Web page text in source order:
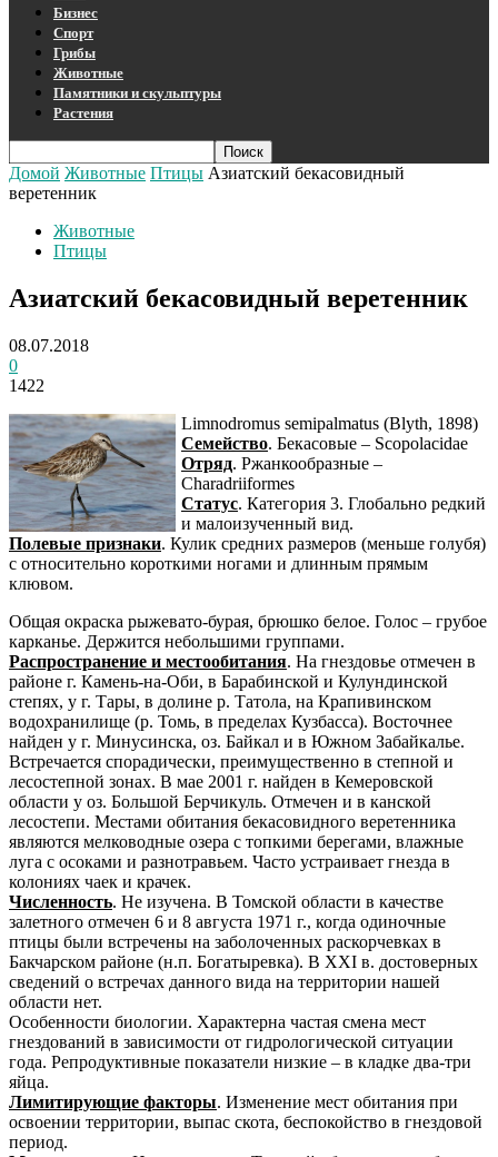
Бизнес
Спорт
Грибы
Животные
Памятники и скульптуры
Растения
Домой Животные Птицы Азиатский бекасовидный
веретенник
Животные
Птицы
Азиатский бекасовидный веретенник
08.07.2018
0
1422
Limnodromus semipalmatus (Blyth, 1898)
Семейство. Бекасовые – Scopolacidae
Отряд. Ржанкообразные –
Charadriiformes
Статус. Категория 3. Глобально редкий
и малоизученный вид.
Полевые признаки. Кулик средних размеров (меньше голубя)
с относительно короткими ногами и длинным прямым
клювом.
Общая окраска рыжевато-бурая, брюшко белое. Голос – грубое
карканье. Держится небольшими группами.
Распространение и местообитания. На гнездовье отмечен в
районе г. Камень-на-Оби, в Барабинской и Кулундинской
степях, у г. Тары, в долине р. Татола, на Крапивинском
водохранилище (р. Томь, в пределах Кузбасса). Восточнее
найден у г. Минусинска, оз. Байкал и в Южном Забайкалье.
Встречается спорадически, преимущественно в степной и
лесостепной зонах. В мае 2001 г. найден в Кемеровской
области у оз. Большой Берчикуль. Отмечен и в канской
лесостепи. Местами обитания бекасовидного веретенника
являются мелководные озера с топкими берегами, влажные
луга с осоками и разнотравьем. Часто устраивает гнезда в
колониях чаек и крачек.
Численность. Не изучена. В Томской области в качестве
залетного отмечен 6 и 8 августа 1971 г., когда одиночные
птицы были встречены на заболоченных раскорчевках в
Бакчарском районе (н.п. Богатыревка). В XXI в. достоверных
сведений о встречах данного вида на территории нашей
области нет.
Особенности биологии. Характерна частая смена мест
гнездований в зависимости от гидрологической ситуации
года. Репродуктивные показатели низкие – в кладке два-три
яйца.
Лимитирующие факторы. Изменение мест обитания при
освоении территории, выпас скота, беспокойство в гнездовой
период.